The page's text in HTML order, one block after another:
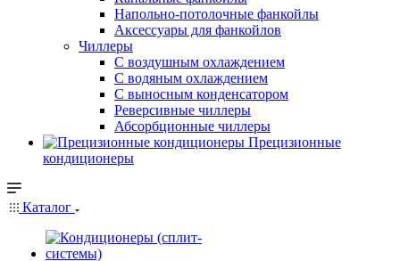
Напольно-потолочные фанкойлы
Аксессуары для фанкойлов
Чиллеры
С воздушным охлаждением
С водяным охлаждением
С выносным конденсатором
Реверсивные чиллеры
Абсорбционные чиллеры
Прецизионные
кондиционеры
Каталог